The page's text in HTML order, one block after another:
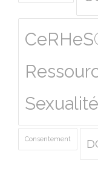
Consentement